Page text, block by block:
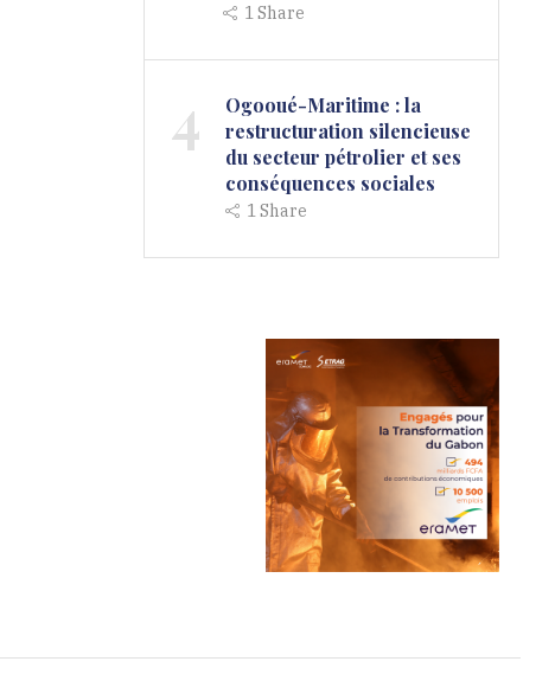
1Share
4
Ogooué-Maritime : la
restructuration silencieuse
du secteur pétrolier et ses
conséquences sociales
1Share